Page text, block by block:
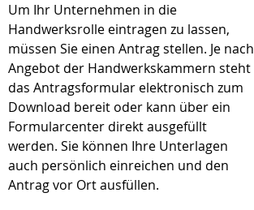
Um Ihr Unternehmen in die
Handwerksrolle eintragen zu lassen,
müssen Sie einen Antrag stellen. Je nach
Angebot der Handwerkskammern steht
das Antragsformular elektronisch zum
Download bereit oder kann über ein
Formularcenter direktausgefüllt
werden. Sie können Ihre Unterlagen
auch persönlich einreichen und den
Antrag vor Ort ausfüllen.